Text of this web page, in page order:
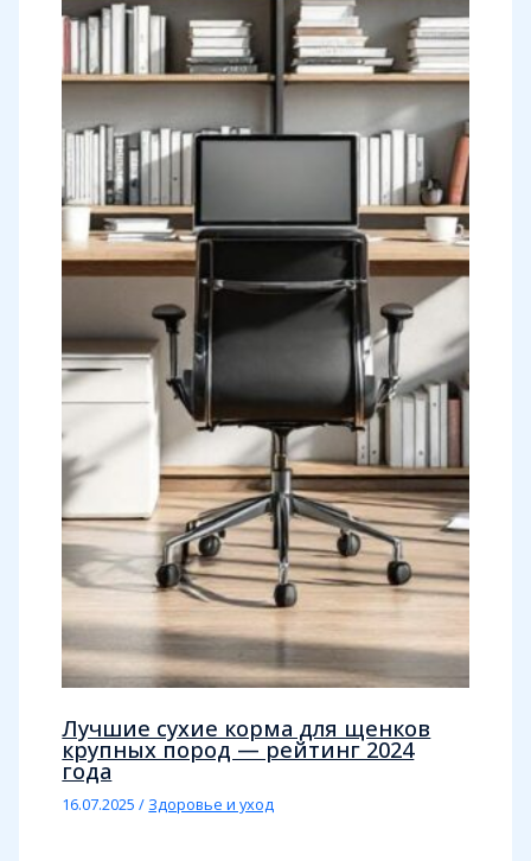
Лучшие сухие корма для щенков
крупных пород — рейтинг 2024
года
16.07.2025/ Здоровье и уход